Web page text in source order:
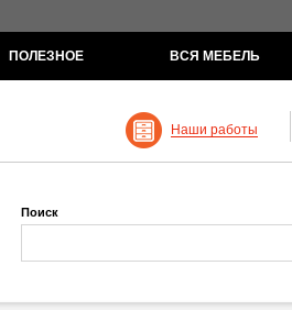
ПОЛЕЗНОЕ ВСЯ МЕБЕЛЬ
Наши работы
Поиск